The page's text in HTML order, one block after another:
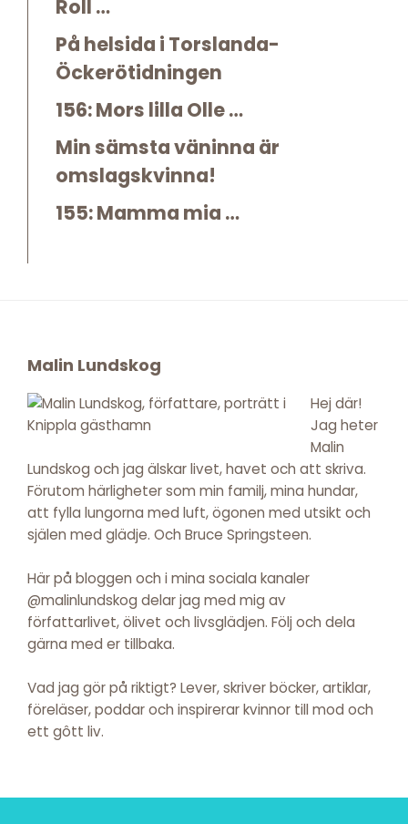
Roll …
På helsida i Torslanda-
Öckerötidningen
156: Mors lilla Olle …
Min sämsta väninna är
omslagskvinna!
155: Mamma mia …
Footer
Malin Lundskog
Hej där!
Jag heter
Malin
Lundskog och jag älskar livet, havet och att skriva.
Förutom härligheter som min familj, mina hundar,
att fylla lungorna med luft, ögonen med utsikt och
själen med glädje. Och Bruce Springsteen.
Här på bloggen och i mina sociala kanaler
@malinlundskog delar jag med mig av
författarlivet, ölivet och livsglädjen. Följ och dela
gärna med er tillbaka.
Vad jag gör på riktigt? Lever, skriver böcker, artiklar,
föreläser, poddar och inspirerar kvinnor till mod och
ett gôtt liv.